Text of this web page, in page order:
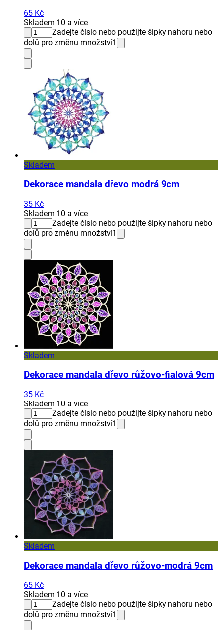
65 Kč
Skladem 10 a více
Zadejte číslo nebo použijte šipky nahoru nebo
dolů pro změnu množství1
Skladem
Dekorace mandala dřevo modrá 9cm
35 Kč
Skladem 10 a více
Zadejte číslo nebo použijte šipky nahoru nebo
dolů pro změnu množství1
Skladem
Dekorace mandala dřevo růžovo-fialová 9cm
35 Kč
Skladem 10 a více
Zadejte číslo nebo použijte šipky nahoru nebo
dolů pro změnu množství1
Skladem
Dekorace mandala dřevo růžovo-modrá 9cm
65 Kč
Skladem 10 a více
Zadejte číslo nebo použijte šipky nahoru nebo
dolů pro změnu množství1